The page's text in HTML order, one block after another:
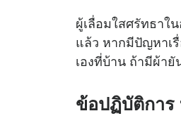
ผู้เลื่อมใสศรัทธาใ
แล้ว หากมีปัญหาเ
เองที่บ้าน ถ้ามีผ้า
ข้อปฏิบัติการ